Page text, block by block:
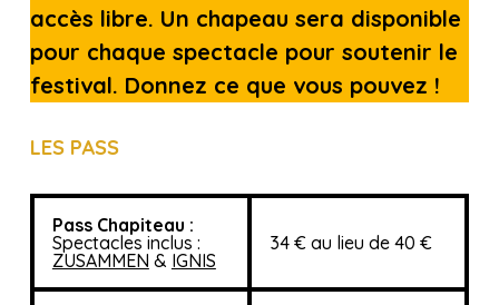
accès libre. Un chapeau sera disponible
pour chaque spectacle pour soutenir le
festival. Donnez ce que vous pouvez !
LES PASS
Pass Chapiteau :
Spectacles inclus :
ZUSAMMEN & IGNIS
34 € au lieu de 40 €